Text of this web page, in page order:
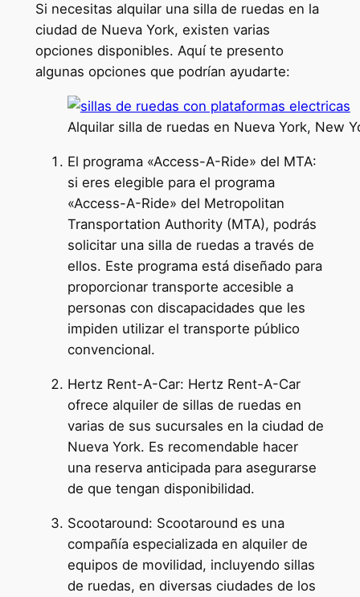
Si necesitas alquilar una silla de ruedas en la
ciudad de Nueva York, existen varias
opciones disponibles. Aquí te presento
algunas opciones que podrían ayudarte:
Alquilar silla de ruedas en Nueva York, New
El programa «Access-A-Ride» del MTA:
si eres elegible para el programa
«Access-A-Ride» del Metropolitan
Transportation Authority (MTA), podrás
solicitar una silla de ruedas a través de
ellos. Este programa está diseñado para
proporcionar transporte accesible a
personas con discapacidades que les
impiden utilizar el transporte público
convencional.
Hertz Rent-A-Car: Hertz Rent-A-Car
ofrece alquiler de sillas de ruedas en
varias de sus sucursales en la ciudad de
Nueva York. Es recomendable hacer
una reserva anticipada para asegurarse
de que tengan disponibilidad.
Scootaround: Scootaround es una
compañía especializada en alquiler de
equipos de movilidad, incluyendo sillas
de ruedas, en diversas ciudades de los